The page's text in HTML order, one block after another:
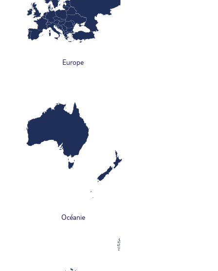
Europe
Océanie